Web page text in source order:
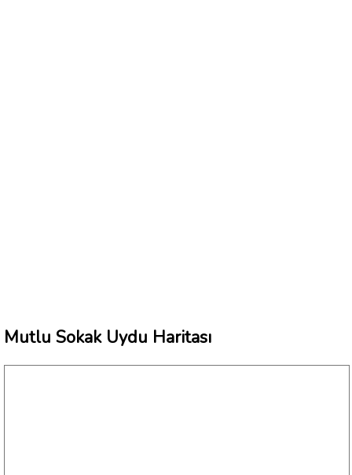
Mutlu Sokak Uydu Haritası